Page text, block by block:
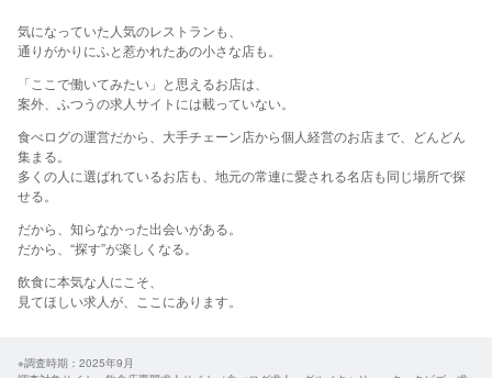
気に​なっていた​人気の​レストランも、
​通りが​かりに​ふと​惹かれた​あの​小さな​店も。​
​「ここで​働いてみたい」と​思える​お店は、​
案外、​ふつうの​求人サイトには​載っていない。​
食べログの運営だから、大手チェーン店から個人経営のお店まで、どんどん
集まる。
多くの人に選ばれているお店も、地元の常連に愛される名店も同じ場所で探
せる。​
だから、​知らなかった​出会いが​ある。
​だから、​“探す”が​楽しくなる。​
飲食に​本気な​人に​こそ、​
見て​ほしい​求人が、​ここに​あります。​
※調査時期：2025年9月